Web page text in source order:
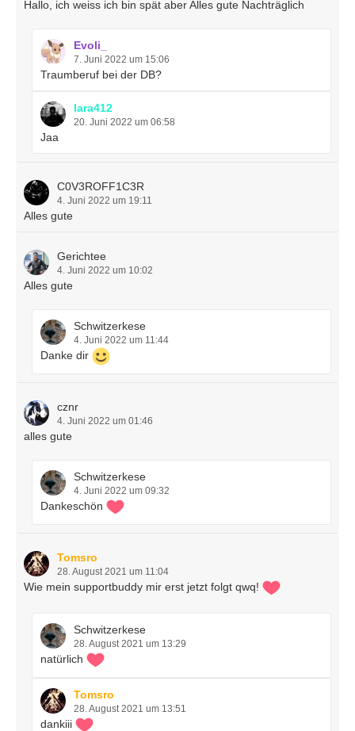
Hallo, ich weiss ich bin spät aber Alles gute Nachträglich
Evoli_
7. Juni 2022 um 15:06
Traumberuf bei der DB?
lara412
20. Juni 2022 um 06:58
Jaa
C0V3ROFF1C3R
4. Juni 2022 um 19:11
Alles gute
Gerichtee
4. Juni 2022 um 10:02
Alles gute
Schwitzerkese
4. Juni 2022 um 11:44
Danke dir
cznr
4. Juni 2022 um 01:46
alles gute
Schwitzerkese
4. Juni 2022 um 09:32
Dankeschön
Tomsro
28. August 2021 um 11:04
Wie mein supportbuddy mir erst jetzt folgt qwq!
Schwitzerkese
28. August 2021 um 13:29
natürlich
Tomsro
28. August 2021 um 13:51
dankiii